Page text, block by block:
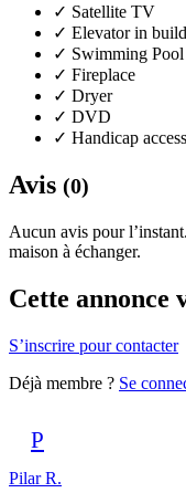
✓ Satellite TV
✓ Elevator in
✓ Swimming Pool
✓ Fireplace
✓ Dryer
✓ DVD
✓ Handicap
Avis (0)
Aucun avis pour
maison à échanger.
Cette annonce
S’inscrire pour contacter
Déjà membre ? Se
P
Pilar R.